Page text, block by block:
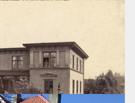
перебирались жить на лето в свои
над Мельничным прудом.
г.Светлогорск, ул.К.Маркса, 8
на Малой Прудной